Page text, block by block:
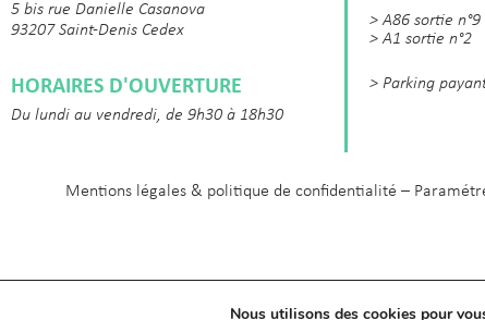
5 bis rue Danielle Casanova
93207 Saint-Denis Cedex
HORAIRES D'OUVERTURE
Du lundi au vendredi, de 9h30 à 18h30
> A86 sortie n°9
> A1 sortie n°2
> Parking
Mentions légales & politique de confidentialité –
Nous utilisons des cookies pour